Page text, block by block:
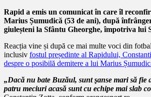
Rapid a emis un comunicat în care îl
Marius Șumudică (53 de ani), după
giuleșteni la Sfântu Gheorghe, împotriva lui
Reacția vine și după ce mai multe voci din
inclusiv fostul președinte al Rapidului,
despre o posibilă demitere a lui Marius
„Dacă nu bate Buzăul, sunt şanse mari să fie
patru meciuri acasă sunt cu echipe mai slab